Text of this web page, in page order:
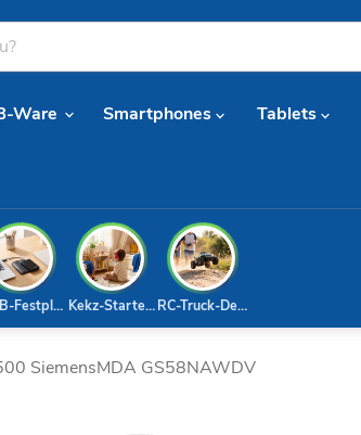
Ware Smartphones Tablets
RC-Truck-Deal
Kekz-Starterset
Festplatte
SiemensMDA GS58NAWDV